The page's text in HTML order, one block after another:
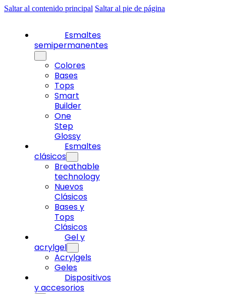
Saltar al contenido principal Saltar al pie de página
Esmaltes
semipermanentes
Colores
Bases
Tops
Smart
Builder
One
Step
Glossy
Esmaltes
clásicos
Breathable
technology
Nuevos
Clásicos
Bases y
Tops
Clásicos
Gel y
acrylgel
Acrylgels
Geles
Dispositivos
y accesorios